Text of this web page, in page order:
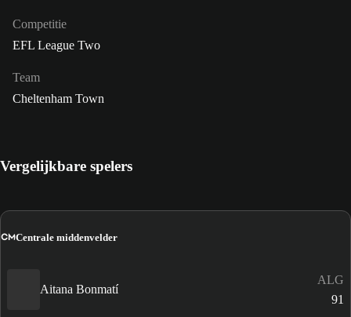
Competitie
EFL League Two
Team
Cheltenham Town
Vergelijkbare spelers
CMCentrale middenvelder
Aitana Bonmatí
ALG
91